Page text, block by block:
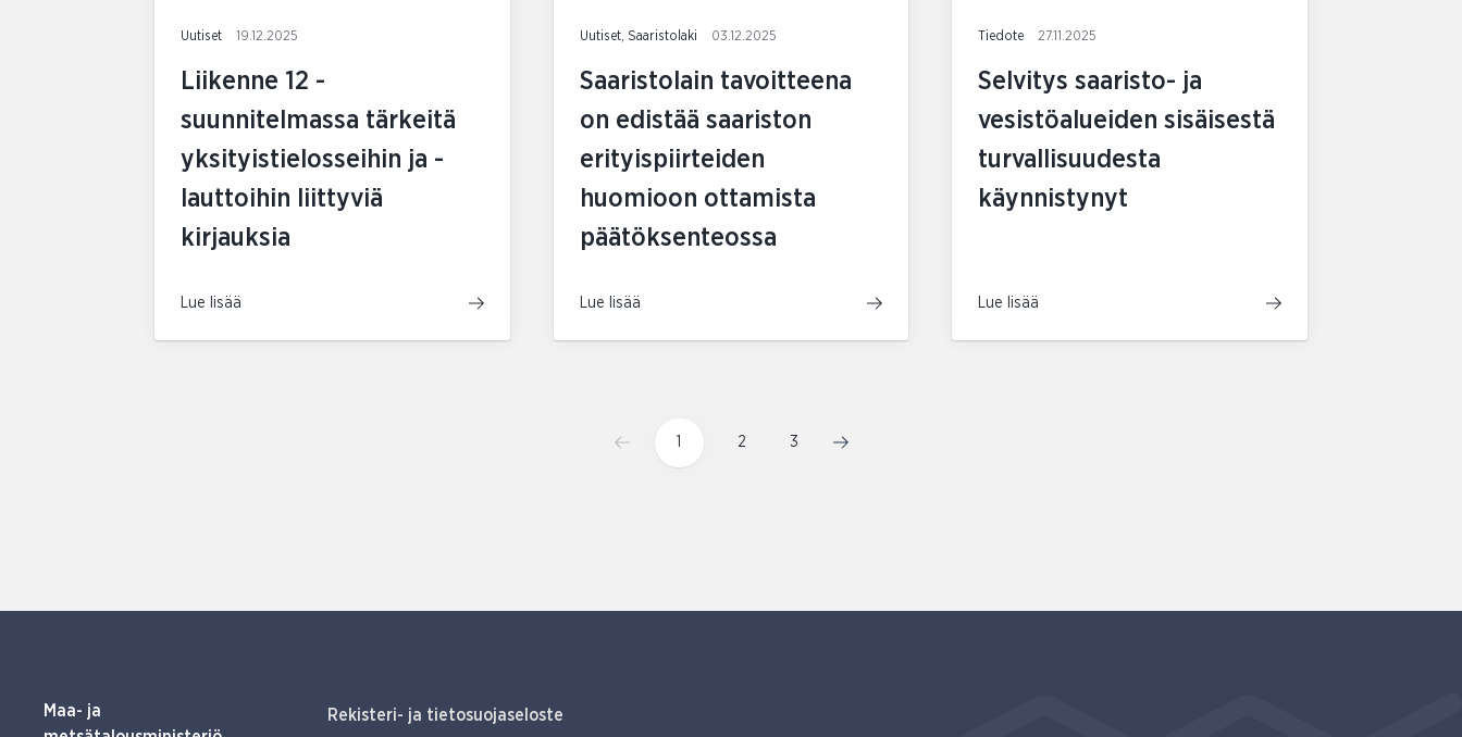
Uutiset 19.12.2025
Liikenne 12 -
suunnitelmassa tärkeitä
yksityistielosseihin ja -
lauttoihin liittyviä
kirjauksia
Lue lisää
Uutiset, Saaristolaki 03.12.2025
Saaristolain tavoitteena
on edistää saariston
erityispiirteiden
huomioon ottamista
päätöksenteossa
Lue lisää
Tiedote 27.11.2025
Selvitys saaristo- ja
vesistöalueiden sisäisestä
turvallisuudesta
käynnistynyt
Lue lisää
2 3
Maa- ja
Rekisteri- ja tietosuojaseloste